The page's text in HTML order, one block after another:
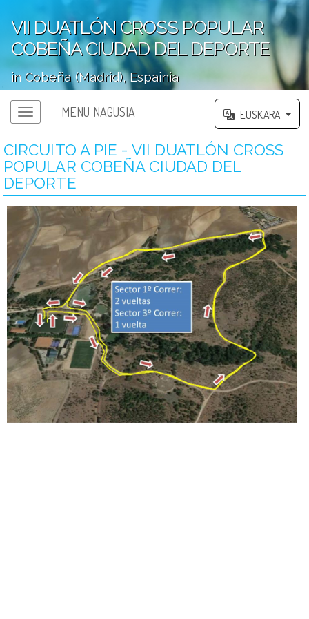
VII DUATLÓN CROSS POPULAR
COBEÑA CIUDAD DEL DEPORTE
in Cobeña (Madrid), Espainia
';
MENU NAGUSIA EUSKARA
CIRCUITO A PIE - VII DUATLÓN CROSS
POPULAR COBEÑA CIUDAD DEL
DEPORTE